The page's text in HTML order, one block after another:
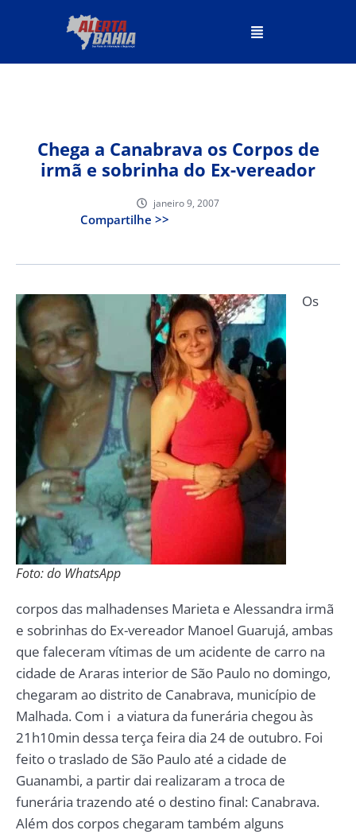
Chega a Canabrava os Corpos de
irmã e sobrinha do Ex-vereador
janeiro 9, 2007
Compartilhe >>
Foto: do WhatsApp
Os
corpos das malhadenses Marieta e Alessandra irmã
e sobrinhas do Ex-vereador Manoel Guarujá, ambas
que faleceram vítimas de um acidente de carro na
cidade de Araras interior de São Paulo no domingo,
chegaram ao distrito de Canabrava, município de
Malhada. Com i a viatura da funerária chegou às
21h10min dessa terça feira dia 24 de outubro. Foi
feito o traslado de São Paulo até a cidade de
Guanambi, a partir dai realizaram a troca de
funerária trazendo até o destino final: Canabrava.
Além dos corpos chegaram também alguns